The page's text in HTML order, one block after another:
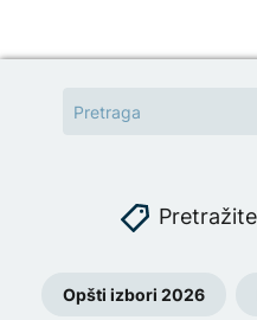
Opšti izbori 2026